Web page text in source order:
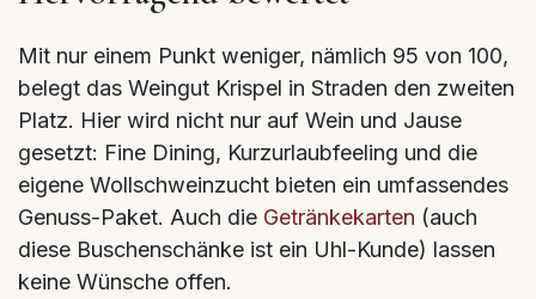
Mit nur einem Punkt weniger, nämlich 95 von 100,
belegt das Weingut Krispel in Straden den zweiten
Platz. Hier wird nicht nur auf Wein und Jause
gesetzt: Fine Dining, Kurzurlaubfeeling und die
eigene Wollschweinzucht bieten ein umfassendes
Genuss-Paket. Auch die Getränkekarten (auch
diese Buschenschänke ist ein Uhl-Kunde) lassen
keine Wünsche offen.